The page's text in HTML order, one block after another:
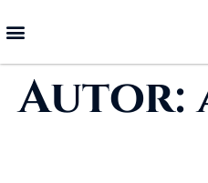
Autor: